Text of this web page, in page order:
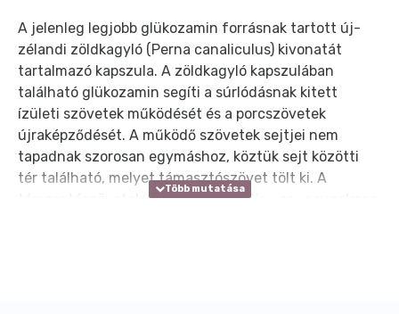
A jelenleg legjobb glükozamin forrásnak tartott új-
zélandi zöldkagyló (Perna canaliculus) kivonatát
tartalmazó kapszula. A zöldkagyló kapszulában
található glükozamin segíti a súrlódásnak kitett
ízületi szövetek működését és a porcszövetek
újraképződését. A működő szövetek sejtjei nem
tapadnak szorosan egymáshoz, köztük sejt közötti
tér található, melyet támasztószövet tölt ki. A
támasztószöveteknek két fő alkotója van: a rugalmas